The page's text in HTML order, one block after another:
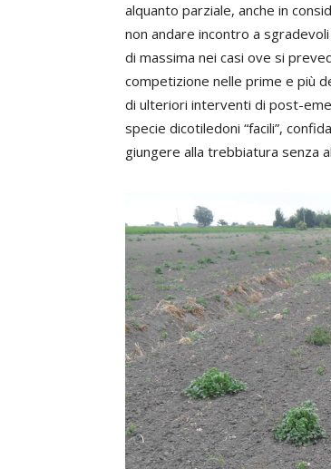
alquanto parziale, anche in
non andare incontro a
di massima nei casi ove si
competizione nelle prime e più
di ulteriori interventi di post-
specie dicotiledoni “facili”,
giungere alla trebbiatura senza